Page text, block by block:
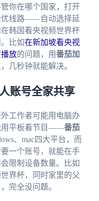
你在哪个国家，打开
优线路——自动选择延
韩国看央视频世界杯
比如在新加坡看央视
放的问题，用番茄加
几秒钟就能解决。
账号全家共享
工作者可能用电脑办
用平板看节目——番茄
、mac四大平台，而
一个账号，就能在手
限制设备数量。比如
界杯，同时家里的父
完全没问题。